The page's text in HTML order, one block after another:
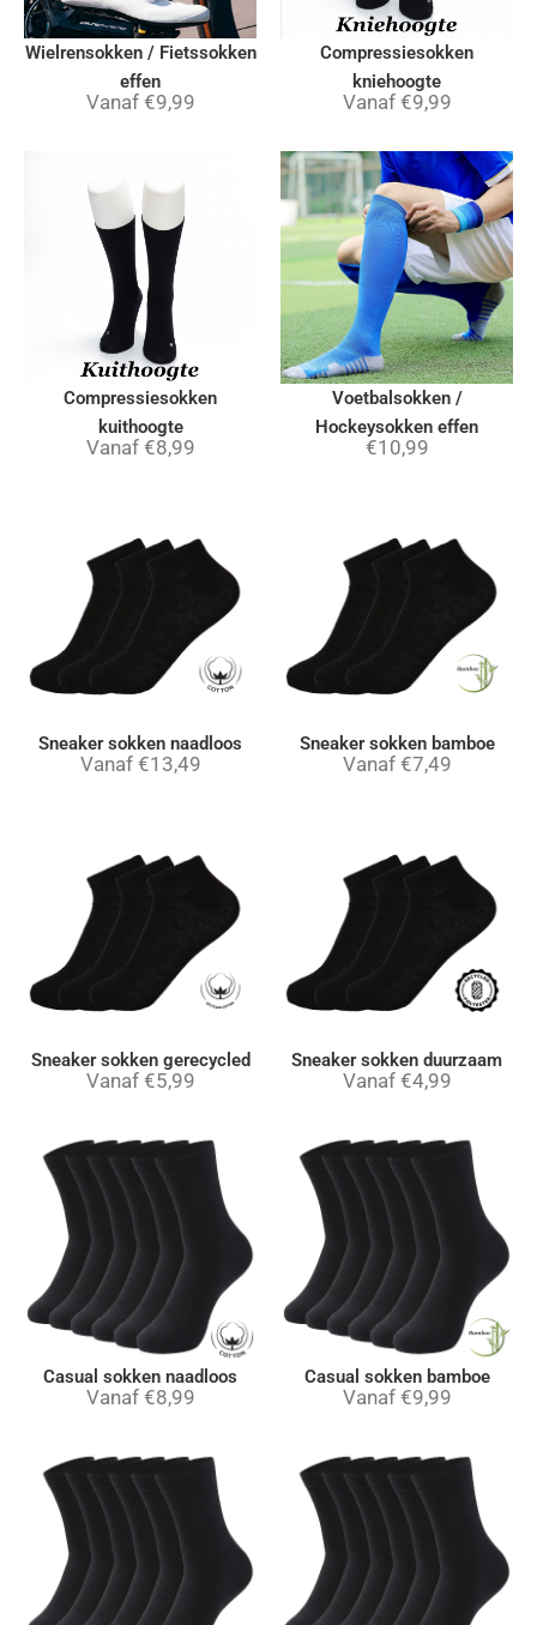
Wielrensokken / Fietssokken
effen
Vanaf €9,99
Compressiesokken
kniehoogte
Vanaf €9,99
Compressiesokken
kuithoogte
Vanaf €8,99
Voetbalsokken /
Hockeysokken effen
€10,99
Sneaker sokken naadloos
Vanaf €13,49
Sneaker sokken bamboe
Vanaf €7,49
Sneaker sokken gerecycled
Vanaf €5,99
Sneaker sokken duurzaam
Vanaf €4,99
Casual sokken naadloos
Vanaf €8,99
Casual sokken bamboe
Vanaf €9,99